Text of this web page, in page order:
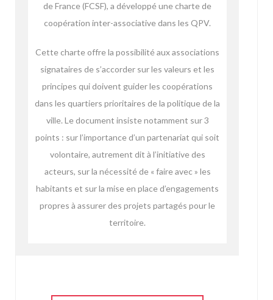
de France (FCSF), a développé une charte de
coopération inter-associative dans les QPV.
Cette charte offre la possibilité aux associations
signataires de s’accorder sur les valeurs et les
principes qui doivent guider les coopérations
dans les quartiers prioritaires de la politique de la
ville. Le document insiste notamment sur 3
points : sur l’importance d’un partenariat qui soit
volontaire, autrement dit à l’initiative des
acteurs, sur la nécessité de « faire avec » les
habitants et sur la mise en place d’engagements
propres à assurer des projets partagés pour le
territoire.